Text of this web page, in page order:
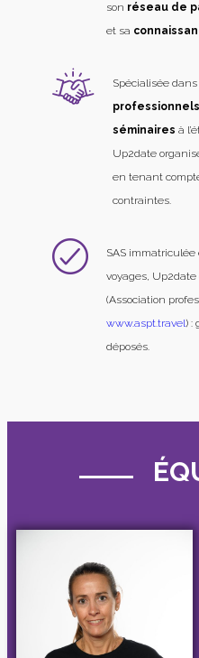
son réseau de
et sa
Spécialisée dans
séminaires à
Up2date
en tenant
contraintes.
SAS
voyages,
(Association
www.aspt.travel) :
déposés.